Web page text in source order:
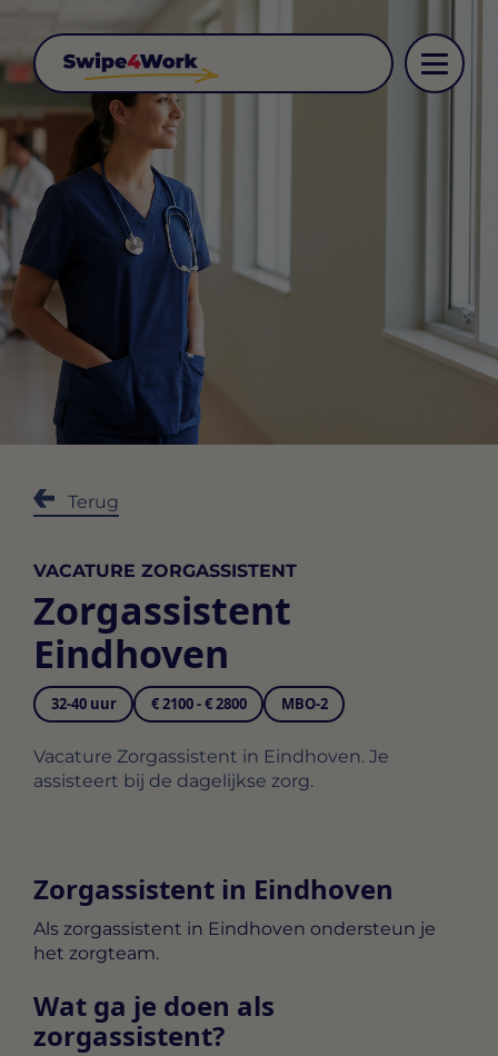
Terug
VACATURE ZORGASSISTENT
Zorgassistent
Eindhoven
32-40 uur € 2100 - € 2800 MBO-2
Vacature Zorgassistent in Eindhoven. Je
assisteert bij de dagelijkse zorg.
Zorgassistent in Eindhoven
Als zorgassistent in Eindhoven ondersteun je
het zorgteam.
Wat ga je doen als
zorgassistent?